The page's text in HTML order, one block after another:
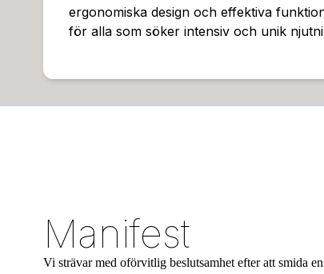
ergonomiska design och effektiva
för alla som söker intensiv och unik
Manifest
Vi strävar med oförvitlig beslutsamhet efter att smida en